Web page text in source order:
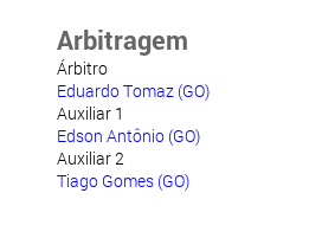
Arbitragem
Árbitro
Eduardo Tomaz (GO)
Auxiliar 1
Edson Antônio (GO)
Auxiliar 2
Tiago Gomes (GO)